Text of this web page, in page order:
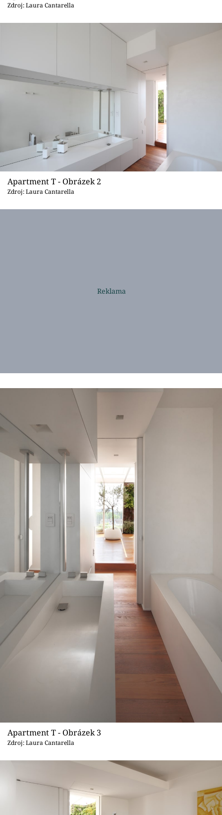
Sledujte nás
Zdroj: Laura Cantarella
Apartment T - Obrázek 2
Zdroj: Laura Cantarella
Apartment T - Obrázek 3
Zdroj: Laura Cantarella